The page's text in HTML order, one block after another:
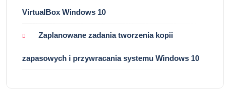
VirtualBox Windows 10
Zaplanowane zadania tworzenia kopii
zapasowych i przywracania systemu Windows 10